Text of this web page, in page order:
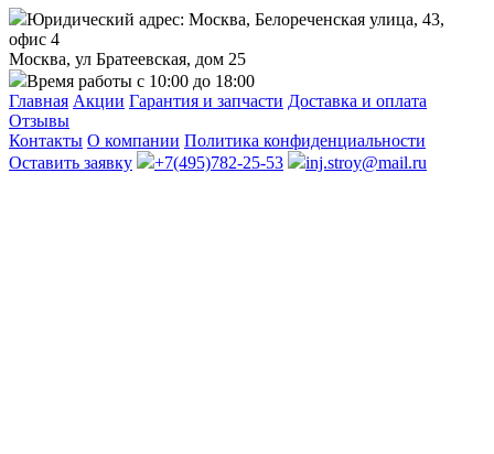
Юридический адрес: Москва, Белореченская улица, 43,
офис 4
Москва, ул Братеевская, дом 25
Время работы с 10:00 до 18:00
Главная Акции Гарантия и запчасти Доставка и оплата
Отзывы
Контакты О компании Политика конфиденциальности
Оставить заявку
+7(495)782-25-53 inj.stroy@mail.ru